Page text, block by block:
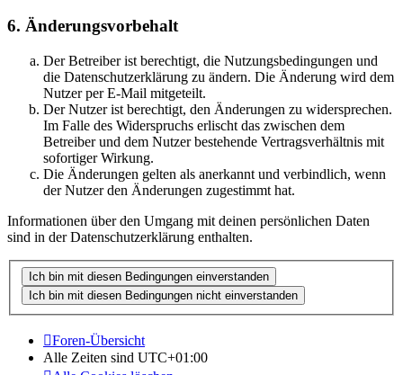
6. Änderungsvorbehalt
Der Betreiber ist berechtigt, die Nutzungsbedingungen und
die Datenschutzerklärung zu ändern. Die Änderung wird dem
Nutzer per E-Mail mitgeteilt.
Der Nutzer ist berechtigt, den Änderungen zu widersprechen.
Im Falle des Widerspruchs erlischt das zwischen dem
Betreiber und dem Nutzer bestehende Vertragsverhältnis mit
sofortiger Wirkung.
Die Änderungen gelten als anerkannt und verbindlich, wenn
der Nutzer den Änderungen zugestimmt hat.
Informationen über den Umgang mit deinen persönlichen Daten
sind in der Datenschutzerklärung enthalten.
Foren-Übersicht
Alle Zeiten sind UTC+01:00